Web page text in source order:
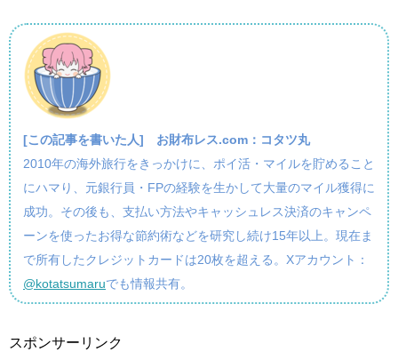
[この記事を書いた人] お財布レス.com：コタツ丸
2010年の海外旅行をきっかけに、ポイ活・マイルを貯めること
にハマり、元銀行員・FPの経験を生かして大量のマイル獲得に
成功。その後も、支払い方法やキャッシュレス決済のキャンペ
ーンを使ったお得な節約術などを研究し続け15年以上。現在ま
で所有したクレジットカードは20枚を超える。Xアカウント：
@kotatsumaruでも情報共有。
スポンサーリンク